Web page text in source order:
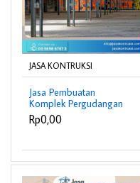
JASA KONTRUKSI
Jasa Pembuatan
Komplek Pergudangan
Rp0,00